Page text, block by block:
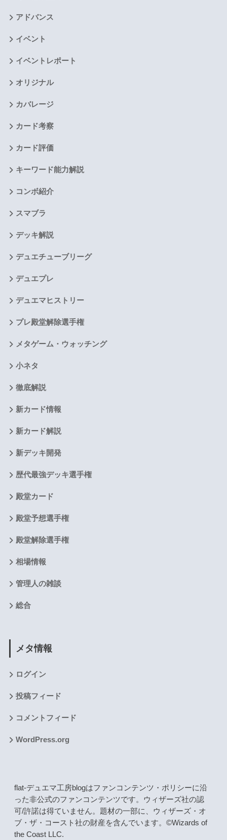
アドバンス
イベント
イベントレポート
オリジナル
カバレージ
カード考察
カード評価
キーワード能力解説
コンボ紹介
スマブラ
デッキ解説
デュエチューブリーグ
デュエプレ
デュエマヒストリー
プレ殿堂解除選手権
メタゲーム・ウォッチング
小ネタ
徹底解説
新カード情報
新カード解説
新デッキ開発
歴代最強デッキ選手権
殿堂カード
殿堂予想選手権
殿堂解除選手権
相場情報
管理人の雑談
総合
メタ情報
ログイン
投稿フィード
コメントフィード
WordPress.org
flat-デュエマ工房blogはファンコンテンツ・ポリシーに沿
った非公式のファンコンテンツです。ウィザーズ社の認
可/許諾は得ていません。題材の一部に、ウィザーズ・オ
ブ・ザ・コースト社の財産を含んでいます。©Wizards of
the Coast LLC.